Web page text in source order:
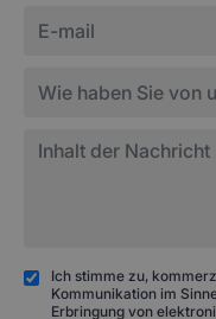
Ich stimme zu,
Kommunikation im
Erbringung von